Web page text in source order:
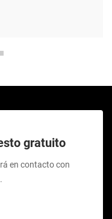
gratuito
en contacto con